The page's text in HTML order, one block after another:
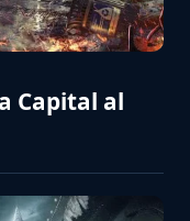
Capital al